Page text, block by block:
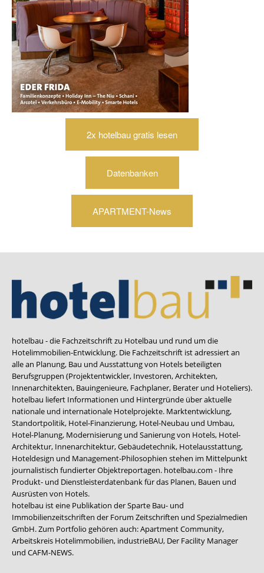
2x hotelbau gratis lesen
Datenbanken
APARTMENT-News
hotelbau - die Fachzeitschrift zu Hotelbau und rund um die
Hotelimmobilien-Entwicklung. Die Fachzeitschrift ist adressiert an
alle an Planung, Bau und Ausstattung von Hotels beteiligten
Berufsgruppen (Projektentwickler, Investoren, Architekten,
Innenarchitekten, Bauingenieure, Fachplaner, Berater und Hoteliers).
hotelbau liefert Informationen und Hintergründe über aktuelle
nationale und internationale Hotelprojekte. Marktentwicklung,
Standortpolitik, Hotel-Finanzierung, Hotel-Neubau und Umbau,
Hotel-Planung, Modernisierung und Sanierung von Hotels, Hotel-
Architektur, Innenarchitektur, Gebäudetechnik, Hotelausstattung,
Hoteldesign und Management-Philosophien stehen im Mittelpunkt
journalistisch fundierter Objektreportagen. hotelbau.com - Ihre
Produkt- und Dienstleisterdatenbank für das Planen, Bauen und
Ausrüsten von Hotels.
hotelbau ist eine Publikation der Sparte Bau- und
Immobilienzeitschriften der Forum Zeitschriften und Spezialmedien
GmbH. Zum Portfolio gehören auch:Apartment Community,
Arbeitskreis Hotelimmobilien, industrieBAU, Der Facility Manager
und CAFM-NEWS.